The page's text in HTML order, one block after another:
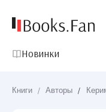
Новинки
Книги / Авторы /